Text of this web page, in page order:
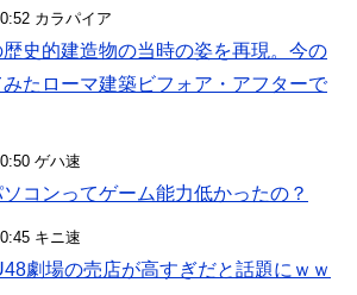
カラパイア
史的建造物の当時の姿を再現。今の
たローマ建築ビフォア・アフターで
ゲハ速
コンってゲーム能力低かったの？
キニ速
劇場の売店が高すぎだと話題にｗｗ